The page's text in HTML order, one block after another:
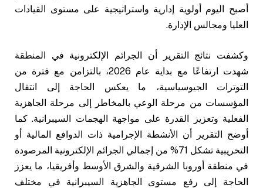
أصبح اليوم أولوية إدارية واستراتيجية على مستوى القيادات
العليا ومجالس الإدارة.
وكشفت نتائج التقرير أن الجرائم الإلكترونية في المنطقة
شهدت ارتفاعًا مع بداية عام 2026، بالتزامن مع فترة من
التوترات الجيوسياسية، ما يعكس الحاجة إلى انتقال
المؤسسات من مرحلة الوعي بالمخاطر إلى مرحلة الجاهزية
الفعلية وتعزيز القدرة على مواجهة الهجمات السيبرانية. كما
أوضح التقرير أن الأنشطة الإجرامية ذات الدوافع المالية أو
التخريبية تشكل 71% من إجمالي الجرائم الإلكترونية المرصودة
في منطقة أوروبا الشرقية والشرق الأوسط وأفريقيا، ما يعزز
الحاجة إلى رفع مستوى الجاهزية السيبرانية في مختلف